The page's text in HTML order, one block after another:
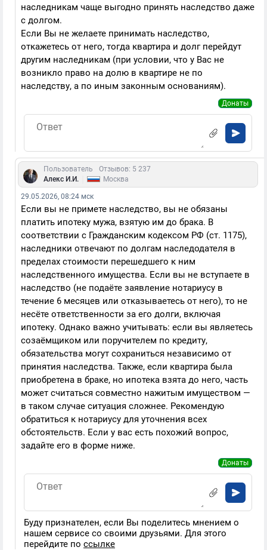
наследникам чаще выгодно принять наследство даже
с долгом.
Если Вы не желаете принимать наследство,
откажетесь от него, тогда квартира и долг перейдут
другим наследникам (при условии, что у Вас не
возникло право на долю в квартире не по
наследству, а по иным законным основаниям).
Донаты
Пользователь
Отзывов: 5 237
Алекс И.И.
Москва
29.05.2026, 08:24 мск
Если вы не примете наследство, вы не обязаны
платить ипотеку мужа, взятую им до брака. В
соответствии с Гражданским кодексом РФ (ст. 1175),
наследники отвечают по долгам наследодателя в
пределах стоимости перешедшего к ним
наследственного имущества. Если вы не вступаете в
наследство (не подаёте заявление нотариусу в
течение 6 месяцев или отказываетесь от него), то не
несёте ответственности за его долги, включая
ипотеку. Однако важно учитывать: если вы являетесь
созаёмщиком или поручителем по кредиту,
обязательства могут сохраниться независимо от
принятия наследства. Также, если квартира была
приобретена в браке, но ипотека взята до него, часть
может считаться совместно нажитым имуществом —
в таком случае ситуация сложнее. Рекомендую
обратиться к нотариусу для уточнения всех
обстоятельств. Если у вас есть похожий вопрос,
задайте его в форме ниже.
Донаты
Буду признателен, если Вы поделитесь мнением о
нашем сервисе со своими друзьями. Для этого
перейдите по ссылке